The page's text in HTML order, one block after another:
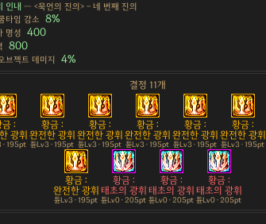
인내 — <묵언의 진의> - 네 번째 진의
타임 감소 8%
명성 400
800
브젝트 데미지 4%
결정 11개
금 :
광휘
· 195pt
황금 :
완전한 광휘
튠Lv3 · 195pt
황금 :
완전한 광휘
튠Lv3 · 195pt
황금 :
완전한 광휘
튠Lv3 · 195pt
황금 :
완전한 광휘
튠Lv3 · 195pt
황금 :
완전한 광휘
튠Lv3 · 195pt
황금 :
완전한 광휘
튠Lv3 · 195pt
황금 :
태초의 광휘
튠Lv0 · 205pt
황금 :
태초의 광휘
튠Lv0 · 205pt
황금 :
태초의 광휘
튠Lv0 · 205pt